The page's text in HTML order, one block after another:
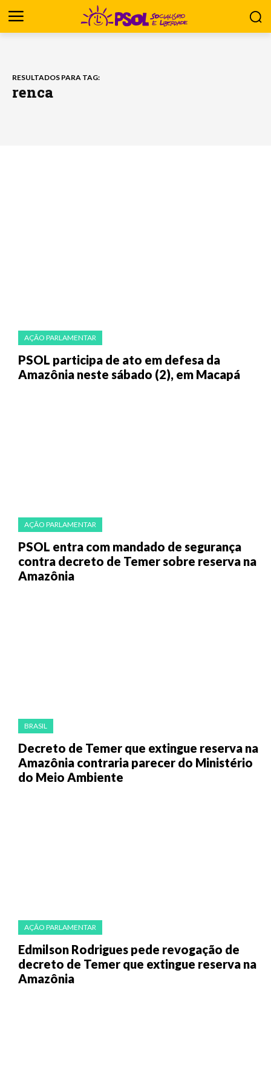
RESULTADOS PARA TAG:
renca
AÇÃO PARLAMENTAR
PSOL participa de ato em defesa da
Amazônia neste sábado (2), em Macapá
AÇÃO PARLAMENTAR
PSOL entra com mandado de segurança
contra decreto de Temer sobre reserva na
Amazônia
BRASIL
Decreto de Temer que extingue reserva na
Amazônia contraria parecer do Ministério
do Meio Ambiente
AÇÃO PARLAMENTAR
Edmilson Rodrigues pede revogação de
decreto de Temer que extingue reserva na
Amazônia